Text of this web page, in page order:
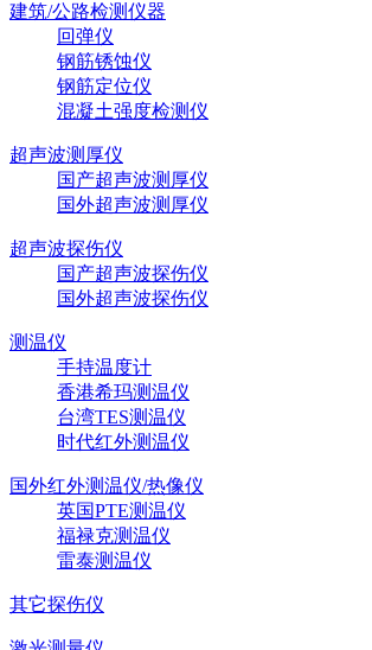
建筑/公路检测仪器
回弹仪
钢筋锈蚀仪
钢筋定位仪
混凝土强度检测仪
超声波测厚仪
国产超声波测厚仪
国外超声波测厚仪
超声波探伤仪
国产超声波探伤仪
国外超声波探伤仪
测温仪
手持温度计
香港希玛测温仪
台湾TES测温仪
时代红外测温仪
国外红外测温仪/热像仪
英国PTE测温仪
福禄克测温仪
雷泰测温仪
其它探伤仪